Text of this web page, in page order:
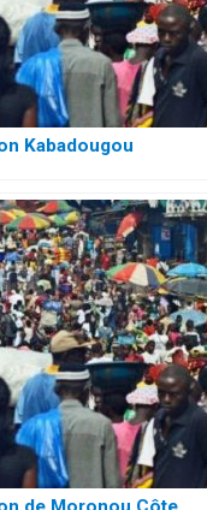
Kabadougou